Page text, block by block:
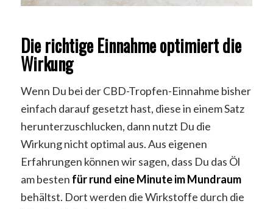
Die richtige Einnahme optimiert die
Wirkung
Wenn Du bei der CBD-Tropfen-Einnahme bisher
einfach darauf gesetzt hast, diese in einem Satz
herunterzuschlucken, dann nutzt Du die
Wirkung nicht optimal aus. Aus eigenen
Erfahrungen können wir sagen, dass Du das Öl
am besten für rund eine Minute im Mundraum
behältst. Dort werden die Wirkstoffe durch die